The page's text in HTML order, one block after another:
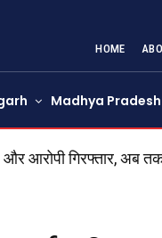
HOME
Madhya Pradesh
आरोपी गिरफ्तार, अब